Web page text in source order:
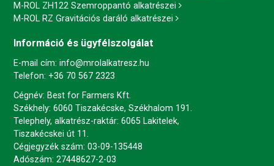
M-ROL ZH122 Szemroppantó alkatrészei
M-ROL RZ Gravitációs daráló alkatrészei
Információ és ügyfélszolgálat
E-mail cím: info@mrolalkatresz.hu
Telefon: +36 70 567 2323
Cégnév: Best for Farmers Kft.
Székhely: 6060 Tiszakécske, Székhalom 191.
Telephely, alkatrész-raktár: 6065 Lakitelek,
Tiszakécskei út 11.
Cégjegyzék szám: 03-09-135448
Adószám: 27448627-2-03